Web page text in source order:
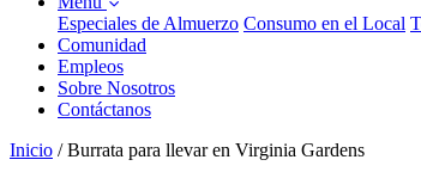
Especiales de Almuerzo Consumo en el Local
Comunidad
Empleos
Sobre Nosotros
Contáctanos
Inicio / Burrata para llevar en Virginia Gardens